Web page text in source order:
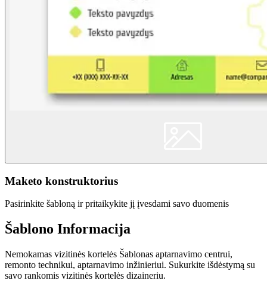
Maketo konstruktorius
Pasirinkite šabloną ir pritaikykite jį įvesdami savo duomenis
Šablono Informacija
Nemokamas vizitinės kortelės Šablonas aptarnavimo centrui,
remonto technikui, aptarnavimo inžinieriui. Sukurkite išdėstymą su
savo rankomis vizitinės kortelės dizaineriu.